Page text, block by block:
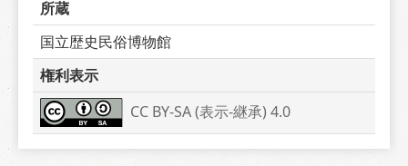
所蔵
国立歴史民俗博物館
権利表示
CC BY-SA (表示-継承) 4.0